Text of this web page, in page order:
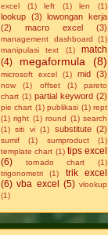
excel
(1) left (1) len (1)
lookup (3)
lowongan kerja
(2)
macro excel (3)
management dashboard
(1)
manipulasi text
(1)
match
(4)
megaformula (8)
microsoft excel (1) mid (3)
now (1) offset (1)
pareto
chart (1) partial keyword (2)
pie chart (1) publikasi (1) rept
(1) right (1) round (1) search
(1) siti vi (1) substitute (2)
sumif (1) sumproduct
(1)
template chart (1) tips excel
(6)
tornado chart
(1)
trigonometri
(1)
trik excel
(6) vba excel (5) vlookup
(1)